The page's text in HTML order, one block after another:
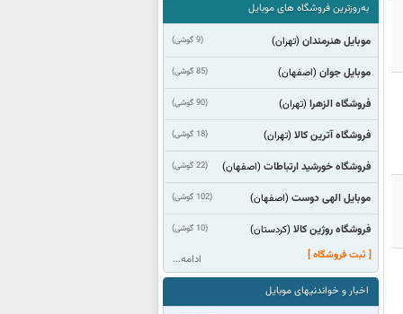
به‌روزترین فروشگاه های موبایل
(9 گوشی) موبایل هنرمندان (تهران)
(85 گوشی) موبایل جوان (اصفهان)
(90 گوشی) فروشگاه الزهرا (تهران)
(18 گوشی) فروشگاه آترین کالا (تهران)
(22 گوشی) فروشگاه خورشید ارتباطات (اصفهان)
(102 گوشی) موبایل الهی دوست (اصفهان)
(10 گوشی) فروشگاه روژین کالا (كردستان)
[ ثبت فروشگاه ]
ادامه...
اخبار و خواندنیهای موبایل